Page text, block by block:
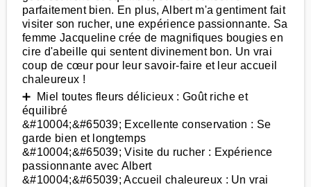
parfaitement bien. En plus, Albert m'a gentiment fait
visiter son rucher, une expérience passionnante. Sa
femme Jacqueline crée de magnifiques bougies en
cire d'abeille qui sentent divinement bon. Un vrai
coup de cœur pour leur savoir-faire et leur accueil
chaleureux !
➕ Miel toutes fleurs délicieux : Goût riche et
équilibré
&#10004;&#65039; Excellente conservation : Se
garde bien et longtemps
&#10004;&#65039; Visite du rucher : Expérience
passionnante avec Albert
&#10004;&#65039; Accueil chaleureux : Un vrai